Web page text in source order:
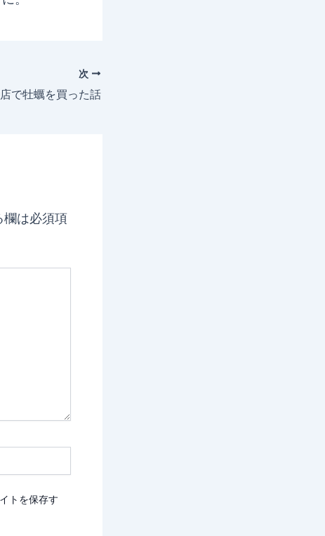
次
で牡蠣を買った話
欄は必須項
トを保存す